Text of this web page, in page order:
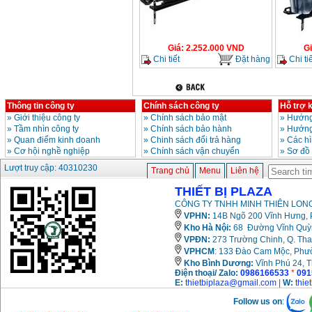
Giá: 2.252.000VND
Chi tiết
Đặt hàng
Chi
Thông tin công ty
» Giới thiệu công ty
» Tầm nhìn công ty
» Quan điểm kinh doanh
» Cơ hội nghề nghiệp
Chính sách công ty
» Chính sách bảo mật
» Chính sách bảo hành
» Chinh sách đổi trả hàng
» Chính sách vận chuyển
Hỗ trợ
»
»
» Các
» Sơ
Lượt truy cập: 40310230
Trang chủ Menu Liên hệ
THIẾT BỊ PLAZA
CÔNG TY TNHH MINH THIÊN
VPHN: 14B Ngõ 200 Vĩnh Hưng,
Kho Hà Nội: 68 Đường Vĩnh
VPĐN: 273 Trường Chinh, Q.
VPHCM : 133 Đào Cam Mộc,
Kho Bình Dương: Vĩnh Phú 24,
Điện thoại/ Zalo: 0986166533 *
E: thietbiplaza@gmail.com W:
Follow us on: